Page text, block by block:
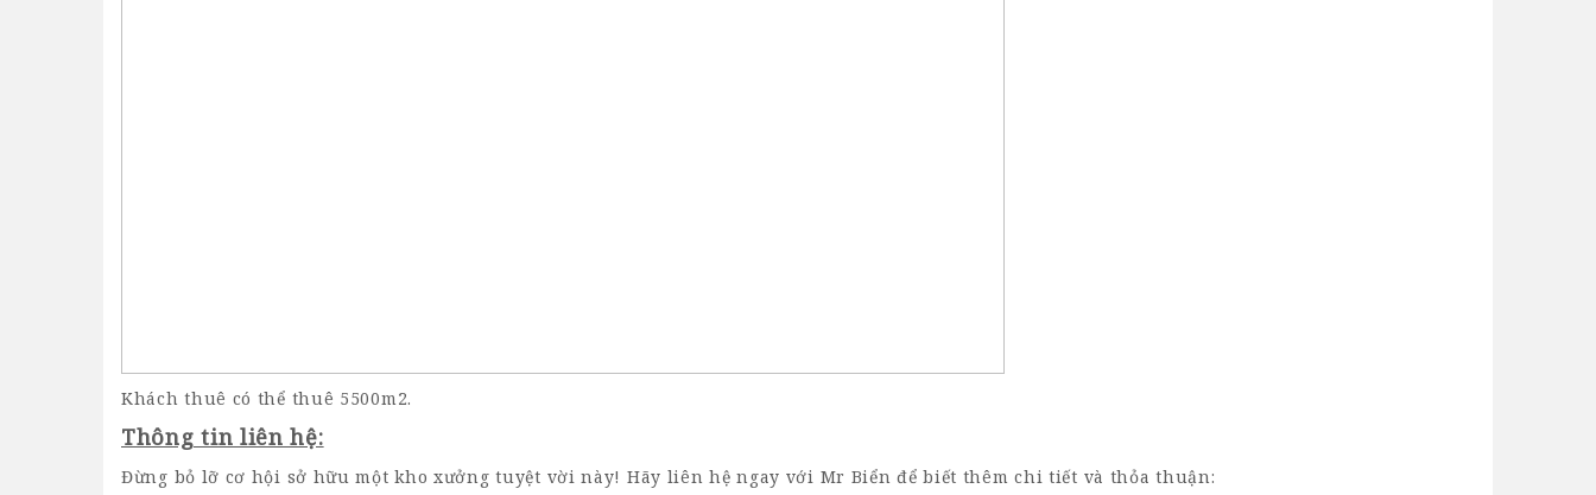
Khách thuê có thể thuê 5500m2.
Thông tin liên hệ:
Đừng bỏ lỡ cơ hội sở hữu một kho xưởng tuyệt vời này! Hãy liên hệ ngay với Mr Biển để biết thêm chi tiết và thỏa thuận: